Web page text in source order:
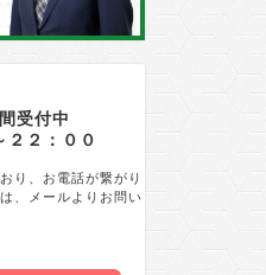
受付中
２２：００
り、お電話が繋がり
、メールよりお問い